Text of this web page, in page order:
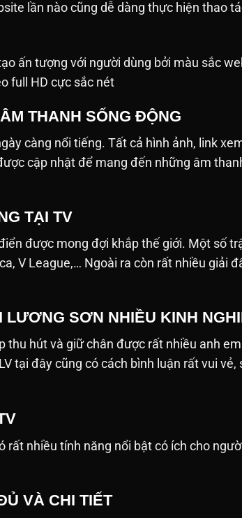
lần nào cũng dễ dàng thực hiện thao
ấn tượng với người dùng bởi màu sắc
full HD cực sắc nét
THANH SỐNG ĐỘNG
càng nổi tiếng. Tất cả hình ảnh, link
cập nhật để mang đến những âm
TẠI TV
được mong đợi khắp thế giới. Một số
V League,… Ngoài ra còn rất nhiều giải
SƠN NHIỀU KINH
hút và giữ chân được rất nhiều anh
tại đây cũng có cách bình luận rất vui
nhiều tính năng nổi bật có ích cho
VÀ CHI TIẾT